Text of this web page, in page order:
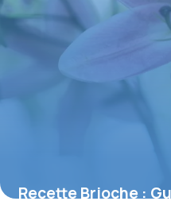
Recette Brioche :